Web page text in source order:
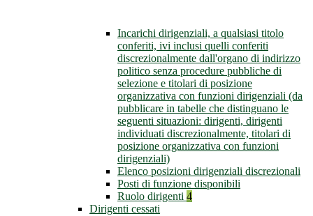
Incarichi dirigenziali, a qualsiasi titolo
conferiti, ivi inclusi quelli conferiti
discrezionalmente dall'organo di indirizzo
politico senza procedure pubbliche di
selezione e titolari di posizione
organizzativa con funzioni dirigenziali (da
pubblicare in tabelle che distinguano le
seguenti situazioni: dirigenti, dirigenti
individuati discrezionalmente, titolari di
posizione organizzativa con funzioni
dirigenziali)
Elenco posizioni dirigenziali discrezionali
Posti di funzione disponibili
Ruolo dirigenti 4
Dirigenti cessati